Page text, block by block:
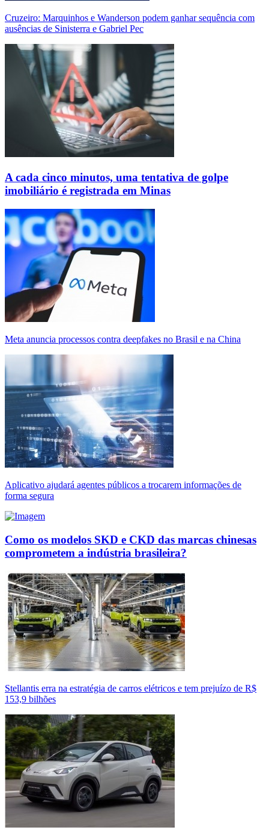
Cruzeiro: Marquinhos e Wanderson podem ganhar sequência com
ausências de Sinisterra e Gabriel Pec
A cada cinco minutos, uma tentativa de golpe
imobiliário é registrada em Minas
Meta anuncia processos contra deepfakes no Brasil e na China
Aplicativo ajudará agentes públicos a trocarem informações de
forma segura
Como os modelos SKD e CKD das marcas chinesas
comprometem a indústria brasileira?
Stellantis erra na estratégia de carros elétricos e tem prejuízo de R$
153,9 bilhões